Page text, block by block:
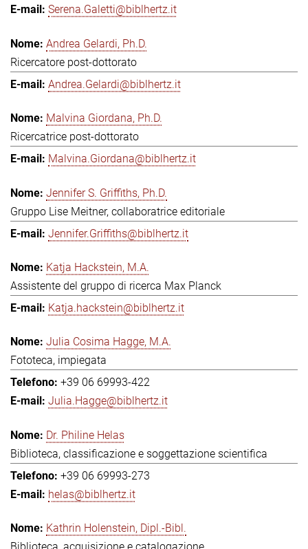
Serena.Galetti@biblhertz.it
Andrea Gelardi, Ph.D.
Ricercatore post-dottorato
Andrea.Gelardi@biblhertz.it
Malvina Giordana, Ph.D.
Ricercatrice post-dottorato
Malvina.Giordana@biblhertz.it
Jennifer S. Griffiths, Ph.D.
Gruppo Lise Meitner, collaboratrice editoriale
Jennifer.Griffiths@biblhertz.it
Katja Hackstein, M.A.
Assistente del gruppo di ricerca Max Planck
Katja.hackstein@biblhertz.it
Julia Cosima Hagge, M.A.
Fototeca, impiegata
+39 06 69993-422
Julia.Hagge@biblhertz.it
Dr. Philine Helas
Biblioteca, classificazione e soggettazione scientifica
+39 06 69993-273
helas@biblhertz.it
Kathrin Holenstein, Dipl.-Bibl.